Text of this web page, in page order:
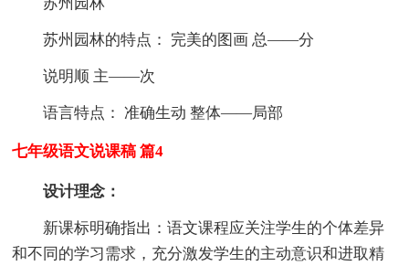
苏州园林
苏州园林的特点： 完美的图画 总——分
说明顺 主——次
语言特点： 准确生动 整体——局部
七年级语文说课稿 篇4
设计理念：
新课标明确指出：语文课程应关注学生的个体差异
和不同的学习需求，充分激发学生的主动意识和进取精